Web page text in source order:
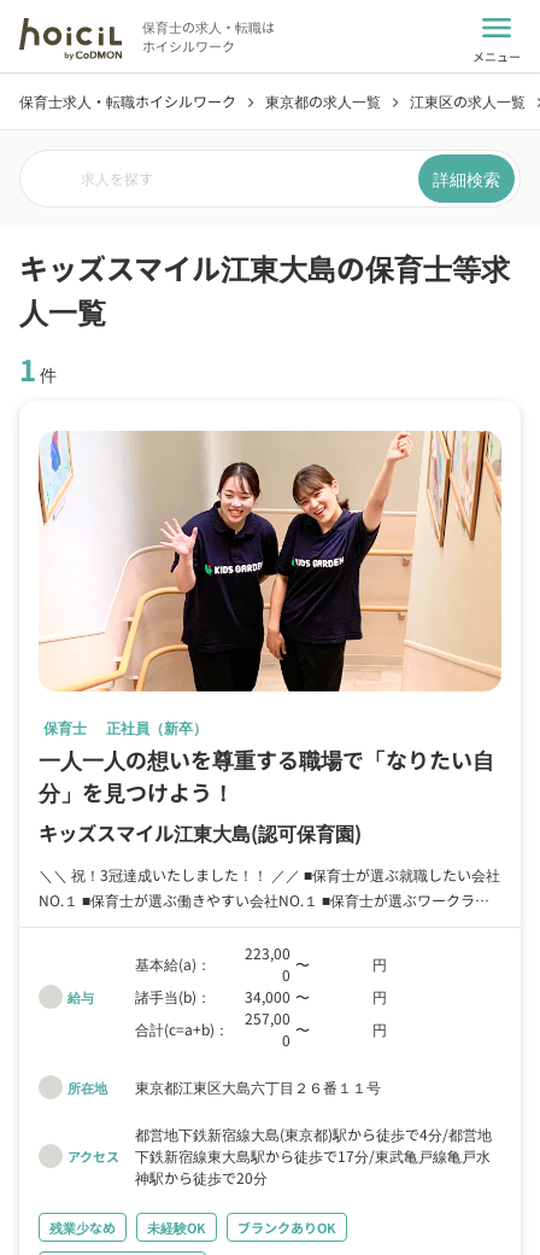
保育士の求人・転職は
ホイシルワーク
menu
メニュー
保育士求人・転職ホイシルワーク chevron_right 東京都の求人一覧 chevron_right 江東区の求人一覧
求人を探す 詳細検索
キッズスマイル江東大島の保育士等求
人一覧
1 件
保育士 正社員（新卒）
一人一人の想いを尊重する職場で「なりたい自
分」を見つけよう！
キッズスマイル江東大島(認可保育園)
＼＼ 祝！3冠達成いたしました！！ ／／ ■保育士が選ぶ就職したい会社
NO.１ ■保育士が選ぶ働きやすい会社NO.１ ■保育士が選ぶワークライ
フバランスがとれる会社NO.１ ※国際マーケティングリサーチ社調べ
給与
基本給(a)：
223,00
0
〜
円
諸手当(b)：
34,000 〜
円
合計(c=a+b)：
257,00
0
〜 円
所在地 東京都江東区大島六丁目２６番１１号
アクセス
都営地下鉄新宿線大島(東京都)駅から徒歩で4分 都営地
下鉄新宿線東大島駅から徒歩で17分 東武亀戸線亀戸水
神駅から徒歩で20分
残業少なめ 未経験OK
ブランクありOK